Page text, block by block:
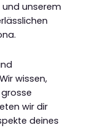
unserem
wissen,
wir dir
deines